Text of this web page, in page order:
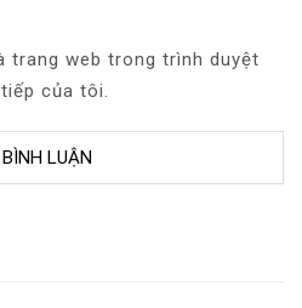
trang web trong trình duyệt
của tôi.